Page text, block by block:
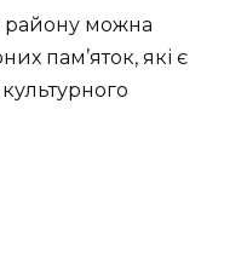
району можна
пам’яток, які є
культурного